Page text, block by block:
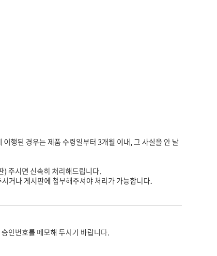
행된 경우는 제품 수령일부터 3개월 이내, 그 사실을 안 날
주시면 신속히 처리해드립니다.
거나 게시판에 첨부해주셔야 처리가 가능합니다.
인번호를 메모해 두시기 바랍니다.